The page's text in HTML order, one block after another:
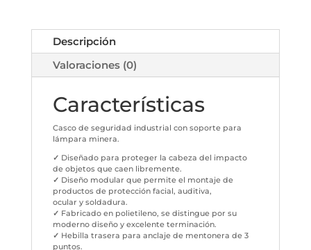
Descripción
Valoraciones (0)
Características
Casco de seguridad industrial con soporte para
lámpara minera.
✓ Diseñado para proteger la cabeza del impacto
de objetos que caen libremente.
✓ Diseño modular que permite el montaje de
productos de protección facial, auditiva,
ocular y soldadura.
✓ Fabricado en polietileno, se distingue por su
moderno diseño y excelente terminación.
✓ Hebilla trasera para anclaje de mentonera de 3
puntos.